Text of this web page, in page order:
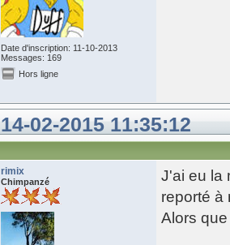
Date d'inscription: 11-10-2013
Messages: 169
Hors ligne
14-02-2015 11:35:12
rimix
Chimpanzé
J'ai eu la
reporté à
Alors